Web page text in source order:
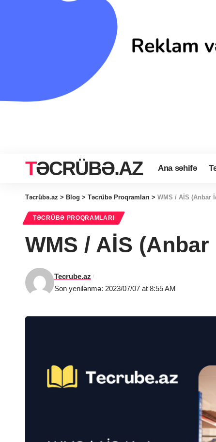
TƏCRÜBƏ.AZ Ana səhifə
Təcrübə.az > Blog > Təcrübə Proqramları > WMS / AİS (Anbar
TƏCRÜBƏ PROQRAMLARI
WMS / AİS
Son yenilənmə: 2023/07/07 at 8:55 AM
Tecrube.az